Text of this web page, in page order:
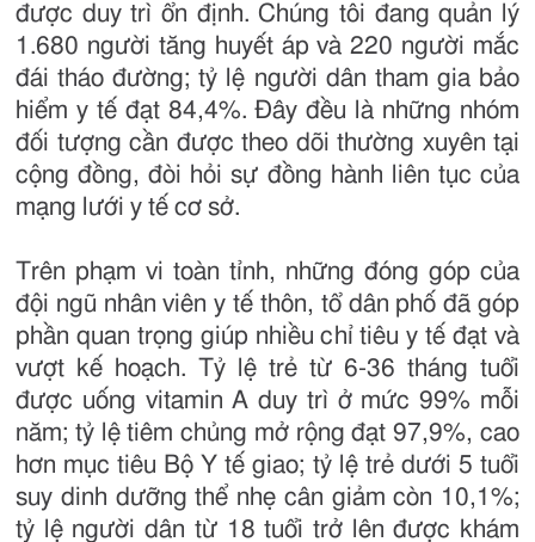
được duy trì ổn định. Chúng tôi đang quản lý
1.680 người tăng huyết áp và 220 người mắc
đái tháo đường; tỷ lệ người dân tham gia bảo
hiểm y tế đạt 84,4%. Đây đều là những nhóm
đối tượng cần được theo dõi thường xuyên tại
cộng đồng, đòi hỏi sự đồng hành liên tục của
mạng lưới y tế cơ sở.
Trên phạm vi toàn tỉnh, những đóng góp của
đội ngũ nhân viên y tế thôn, tổ dân phố đã góp
phần quan trọng giúp nhiều chỉ tiêu y tế đạt và
vượt kế hoạch. Tỷ lệ trẻ từ 6-36 tháng tuổi
được uống vitamin A duy trì ở mức 99% mỗi
năm; tỷ lệ tiêm chủng mở rộng đạt 97,9%, cao
hơn mục tiêu Bộ Y tế giao; tỷ lệ trẻ dưới 5 tuổi
suy dinh dưỡng thể nhẹ cân giảm còn 10,1%;
tỷ lệ người dân từ 18 tuổi trở lên được khám